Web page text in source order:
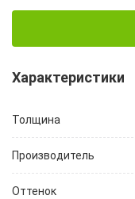
Характеристики
Толщина
Производитель
Оттенок